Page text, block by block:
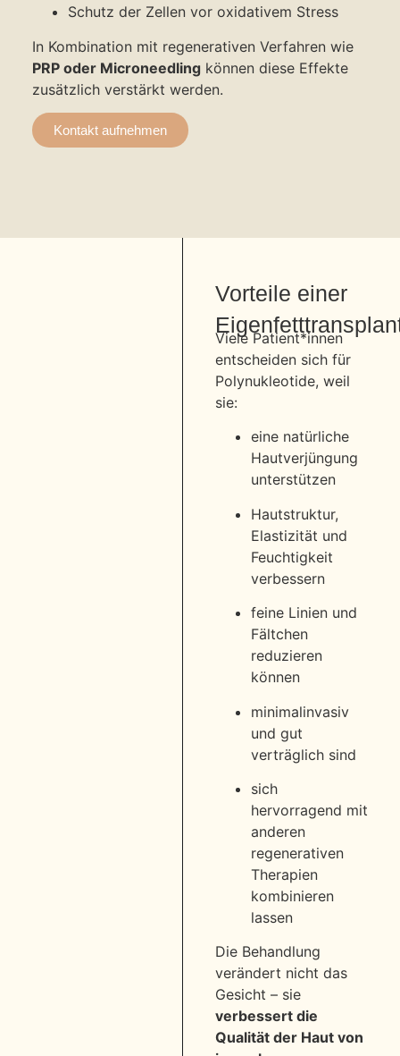
Schutz der Zellen vor oxidativem Stress
In Kombination mit regenerativen Verfahren wie
PRP oder Microneedlingkönnen diese Effekte
zusätzlich verstärkt werden.
Kontakt aufnehmen
Vorteile einer
Viele Patient*innen
entscheiden sich für
Polynukleotide, weil
sie:
eine natürliche
Hautverjüngung
unterstützen
Hautstruktur,
Elastizität und
Feuchtigkeit
verbessern
feine Linien und
Fältchen
reduzieren
können
minimalinvasiv
und gut
verträglich sind
sich
hervorragend mit
anderen
regenerativen
Therapien
kombinieren
lassen
Die Behandlung
verändert nicht das
Gesicht – sie
verbessert die
Qualität der Haut von